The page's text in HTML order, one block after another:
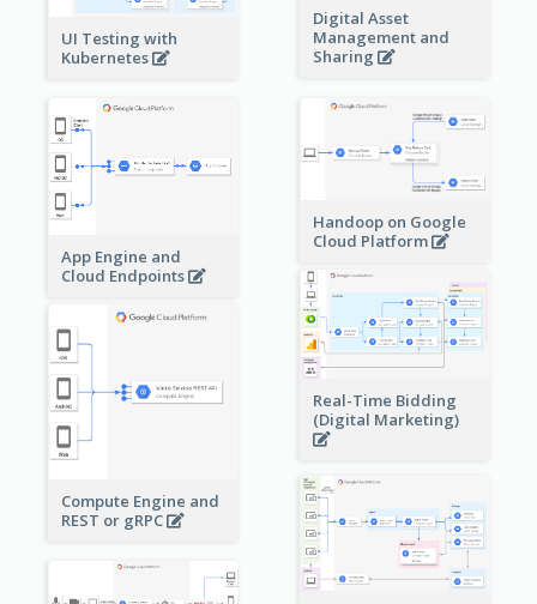
Digital Asset
Management and
Sharing
UI Testing with
Kubernetes
App Engine and
Cloud Endpoints
Handoop on Google
Cloud Platform
Real-Time Bidding
(Digital Marketing)
Compute Engine and
REST or gRPC